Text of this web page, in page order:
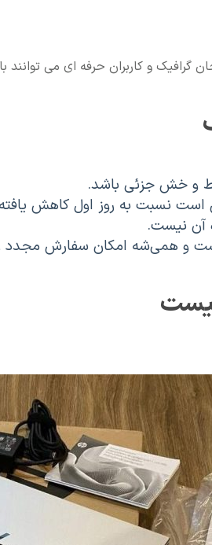
گرافیک و کاربران حرفه ای می توانند
شه امکان سفارش مجدد